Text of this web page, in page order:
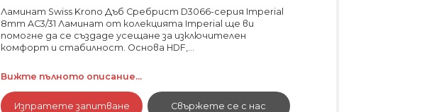
Ламинат Swiss Krono Дъб Сребрист D3066-серия Imperial
8mm AC3/31 Ламинат от колекцията Imperial ще ви
помогне да се създаде усещане за изключителен
комфорт и стабилност. Основа HDF,...
Вижте пълното описание...
Изпратете запитване Свържете се с нас